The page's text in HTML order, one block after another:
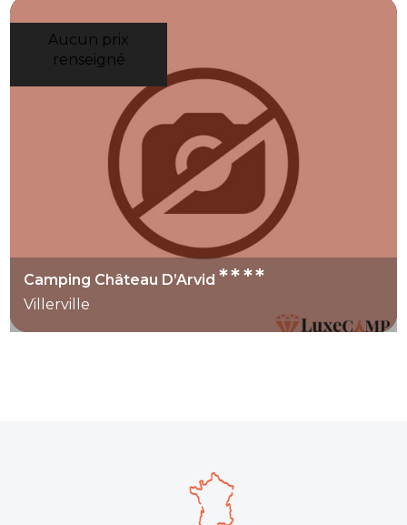
Aucun prix
renseigné
Camping Château D’Arvid****
Villerville